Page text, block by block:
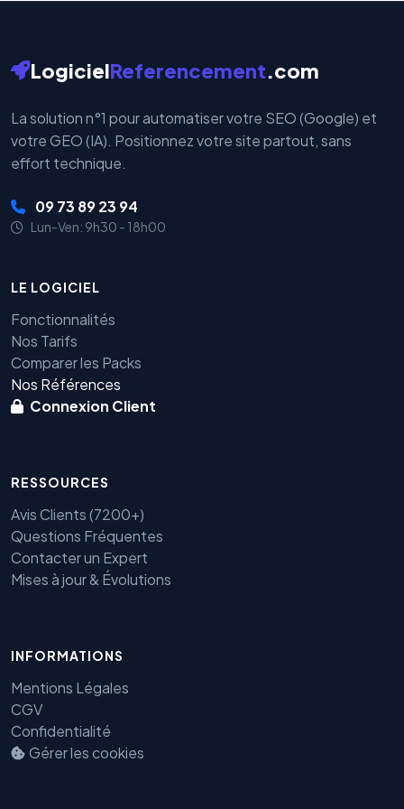
LogicielReferencement.com
La solution n°1 pour automatiser votre SEO (Google) et
votre GEO (IA). Positionnez votre site partout, sans
effort technique.
09 73 89 23 94
Lun-Ven: 9h30 - 18h00
LE LOGICIEL
Fonctionnalités
Nos Tarifs
Comparer les Packs
Nos Références
Connexion Client
RESSOURCES
Avis Clients (7200+)
Questions Fréquentes
Contacter un Expert
Mises à jour & Évolutions
INFORMATIONS
Mentions Légales
CGV
Confidentialité
Gérer les cookies